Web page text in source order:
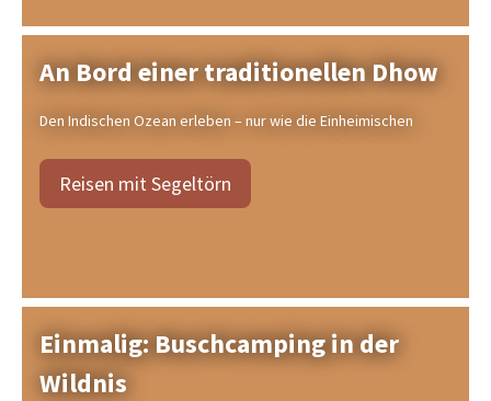
An Bord einer traditionellen Dhow
Den Indischen Ozean erleben – nur wie die Einheimischen
Reisen mit Segeltörn
Einmalig: Buschcamping in der
Wildnis